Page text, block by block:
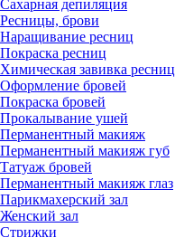
Сахарная депиляция
Ресницы, брови
Наращивание ресниц
Покраска ресниц
Химическая завивка ресниц
Оформление бровей
Покраска бровей
Прокалывание ушей
Перманентный макияж
Перманентный макияж губ
Татуаж бровей
Перманентный макияж глаз
Парикмахерский зал
Женский зал
Стрижки